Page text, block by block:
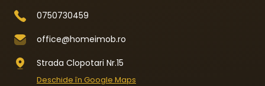
0750730459
office@homeimob.ro
Strada Clopotari Nr.15
Deschide în Google Maps